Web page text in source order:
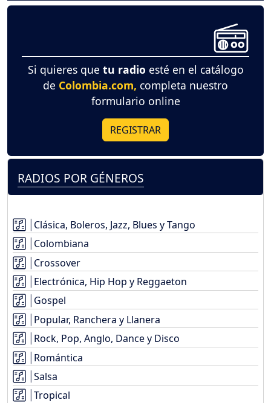
Si quieres que tu radio esté en el catálogo
de Colombia.com, completa nuestro
formulario online
REGISTRAR
RADIOS POR GÉNEROS
Clásica, Boleros, Jazz, Blues y Tango
Colombiana
Crossover
Electrónica, Hip Hop y Reggaeton
Gospel
Popular, Ranchera y Llanera
Rock, Pop, Anglo, Dance y Disco
Romántica
Salsa
Tropical